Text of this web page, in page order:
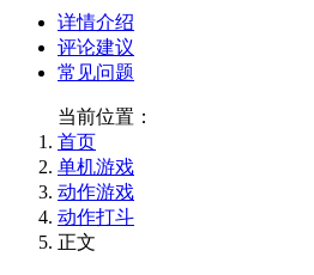
详情介绍
评论建议
常见问题
当前位置：
首页
单机游戏
动作游戏
动作打斗
正文